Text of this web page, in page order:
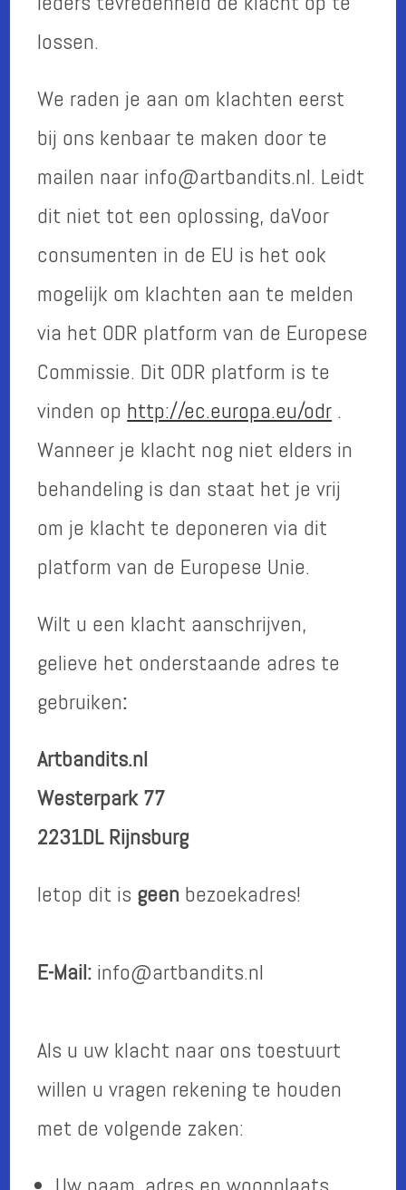
lossen.
We raden je aan om klachten eerst
bij ons kenbaar te maken door te
mailen naar info@artbandits.nl. Leidt
dit niet tot een oplossing, daVoor
consumenten in de EU is het ook
mogelijk om klachten aan te melden
via het ODR platform van de Europese
Commissie. Dit ODR platform is te
vinden op http://ec.europa.eu/odr .
Wanneer je klacht nog niet elders in
behandeling is dan staat het je vrij
om je klacht te deponeren via dit
platform van de Europese Unie.
Wilt u een klacht aanschrijven,
gelieve het onderstaande adres te
gebruiken:
Artbandits.nl
Westerpark 77
2231DL Rijnsburg
letop dit is geen bezoekadres!
E-Mail: info@artbandits.nl
Als u uw klacht naar ons toestuurt
willen u vragen rekening te houden
met de volgende zaken: